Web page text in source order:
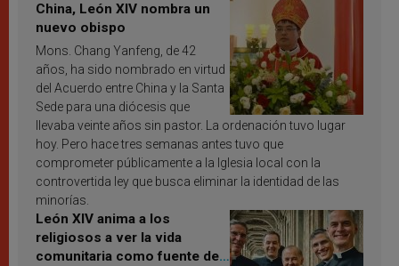
China, León XIV nombra un
nuevo obispo
Mons. Chang Yanfeng, de 42
años, ha sido nombrado en virtud
del Acuerdo entre China y la Santa
Sede para una diócesis que
llevaba veinte años sin pastor. La ordenación tuvo lugar
hoy. Pero hace tres semanas antes tuvo que
comprometer públicamente a la Iglesia local con la
controvertida ley que busca eliminar la identidad de las
minorías.
León XIV anima a los
religiosos a ver la vida
comunitaria como fuente de